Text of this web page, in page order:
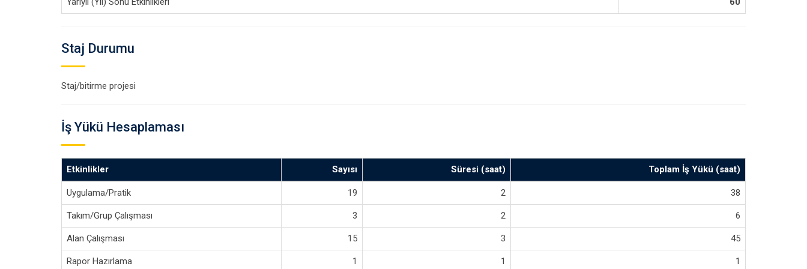
Staj Durumu
Staj/bitirme projesi
İş Yükü Hesaplaması
Etkinlikler Sayısı Süresi (saat) Toplam İş Yükü (saat)
Uygulama/Pratik 19 2 38
Takım/Grup Çalışması 3 2 6
Alan Çalışması 15 3 45
Rapor Hazırlama 1 1 1